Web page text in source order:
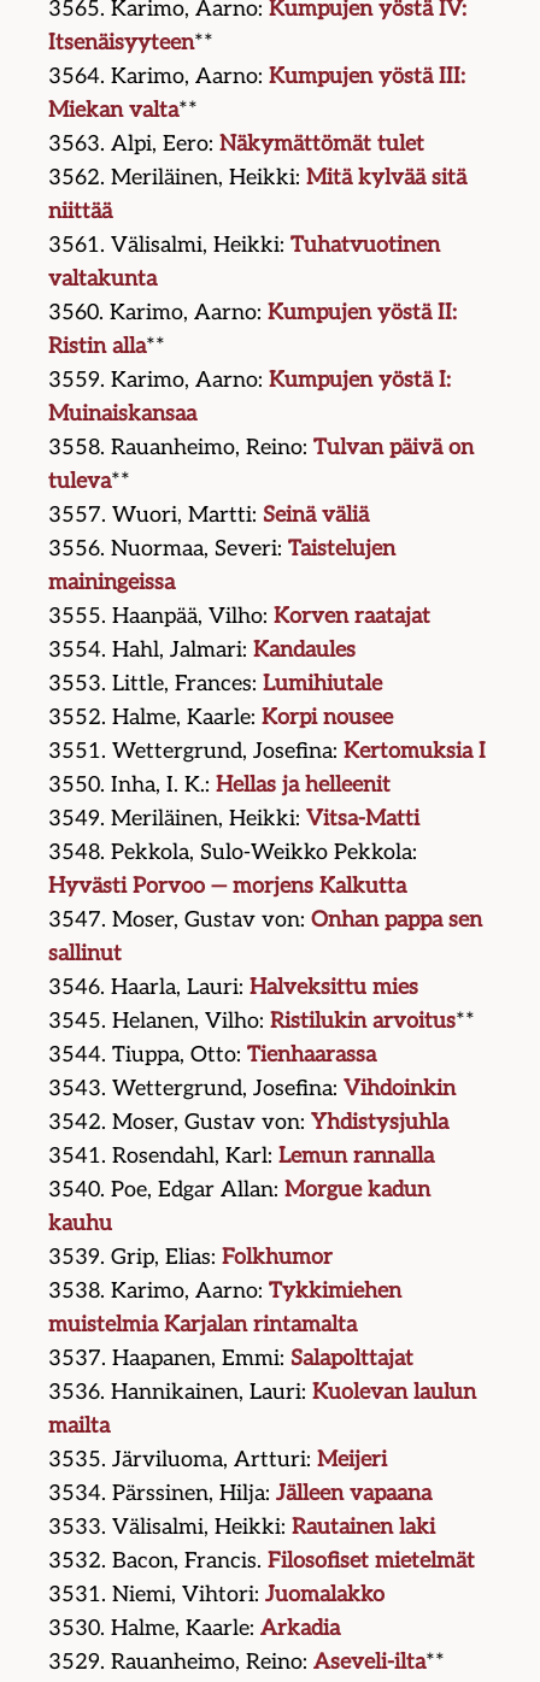
3565. Karimo, Aarno:Kumpujen yöstä IV:
Itsenäisyyteen**
3564. Karimo, Aarno:Kumpujen yöstä III:
Miekan valta**
3563. Alpi, Eero:Näkymättömät tulet
3562. Meriläinen, Heikki:Mitä kylvää sitä
niittää
3561. Välisalmi, Heikki:Tuhatvuotinen
valtakunta
3560. Karimo, Aarno:Kumpujen yöstä II:
Ristin alla**
3559. Karimo, Aarno:Kumpujen yöstä I:
Muinaiskansaa
3558. Rauanheimo, Reino:Tulvan päivä on
tuleva**
3557. Wuori, Martti:Seinä väliä
3556. Nuormaa, Severi:Taistelujen
mainingeissa
3555. Haanpää, Vilho:Korven raatajat
3554. Hahl, Jalmari:Kandaules
3553. Little, Frances:Lumihiutale
3552. Halme, Kaarle:Korpi nousee
3551. Wettergrund, Josefina:Kertomuksia I
3550. Inha, I. K.:Hellas ja helleenit
3549. Meriläinen, Heikki:Vitsa-Matti
3548. Pekkola, Sulo-Weikko Pekkola:
Hyvästi Porvoo — morjens Kalkutta
3547. Moser, Gustav von:Onhan pappa sen
sallinut
3546. Haarla, Lauri:Halveksittu mies
3545. Helanen, Vilho:Ristilukin arvoitus**
3544. Tiuppa, Otto:Tienhaarassa
3543. Wettergrund, Josefina:Vihdoinkin
3542. Moser, Gustav von:Yhdistysjuhla
3541. Rosendahl, Karl:Lemun rannalla
3540. Poe, Edgar Allan:Morgue kadun
kauhu
3539. Grip, Elias:Folkhumor
3538. Karimo, Aarno:Tykkimiehen
muistelmia Karjalan rintamalta
3537. Haapanen, Emmi:Salapolttajat
3536. Hannikainen, Lauri:Kuolevan laulun
mailta
3535. Järviluoma, Artturi:Meijeri
3534. Pärssinen, Hilja:Jälleen vapaana
3533. Välisalmi, Heikki:Rautainen laki
3532. Bacon, Francis.Filosofiset mietelmät
3531. Niemi, Vihtori:Juomalakko
3530. Halme, Kaarle:Arkadia
3529. Rauanheimo, Reino:Aseveli-ilta**